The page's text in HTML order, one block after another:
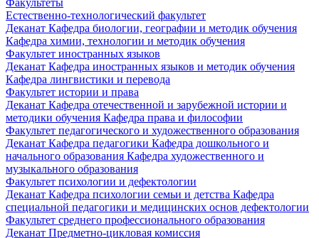
Естественно-технологический факультет
Деканат Кафедра биологии, географии и методик обучения
Кафедра химии, технологии и методик обучения
Факультет иностранных языков
Деканат Кафедра иностранных языков и методик обучения
Кафедра лингвистики и перевода
Факультет истории и права
Деканат Кафедра отечественной и зарубежной истории и
методики обучения Кафедра права и философии
Факультет педагогического и художественного образования
Деканат Кафедра педагогики Кафедра дошкольного и
начального образования Кафедра художественного и
музыкального образования
Факультет психологии и дефектологии
Деканат Кафедра психологии семьи и детства Кафедра
специальной педагогики и медицинских основ дефектологии
Факультет среднего профессионального образования
Деканат Предметно-цикловая комиссия